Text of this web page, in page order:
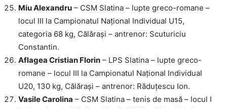
Miu Alexandru – CSM Slatina – lupte greco-romane –
locul III la Campionatul Național Individual U15,
categoria 68 kg, Călărași – antrenor: Scuturiciu
Constantin.
Aflagea Cristian Florin – LPS Slatina – lupte greco-
romane – locul III la Campionatul Național Individual
U20, 130 kg, Călărași – antrenor: Răduțescu Ion.
Vasile Carolina – CSM Slatina – tenis de masă – locul I